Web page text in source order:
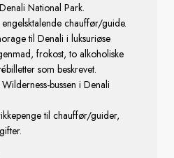
National Park.
chauffør/guide.
til Denali i luksuriøse
frokost, to alkoholiske
som beskrevet.
bussen i Denali
til chauffør/guider,